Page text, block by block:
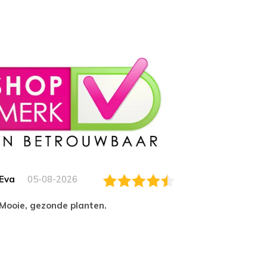
Eva 05-08-2026
Mooie, gezonde planten.